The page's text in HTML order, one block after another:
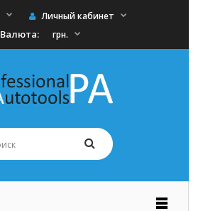
Личный кабинет
Валюта: грн.